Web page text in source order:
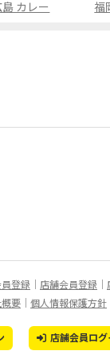
島 カレー 福
登録 店舗会員登録
要 個人情報保護方針
店舗会員ログ